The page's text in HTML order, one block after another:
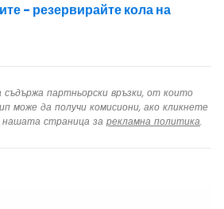
- резервирайте кола на
партньорски връзки, от които
може да получи комисиони, ако кликнете
нашата страница за рекламна политика.